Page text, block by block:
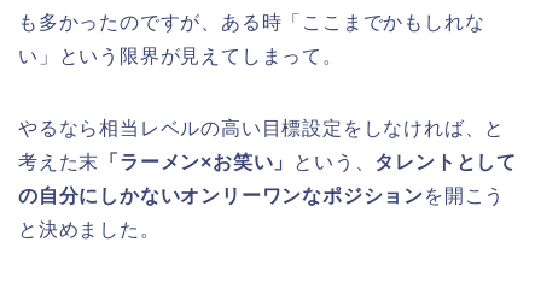
も多かったのですが、ある時「ここまでかもしれな
い」という限界が見えてしまって。
やるなら相当レベルの高い目標設定をしなければ、と
考えた末
「ラーメン×お笑い」 という、 タレントとして
の自分にしかないオンリーワンなポジションを開こう
と決めました。